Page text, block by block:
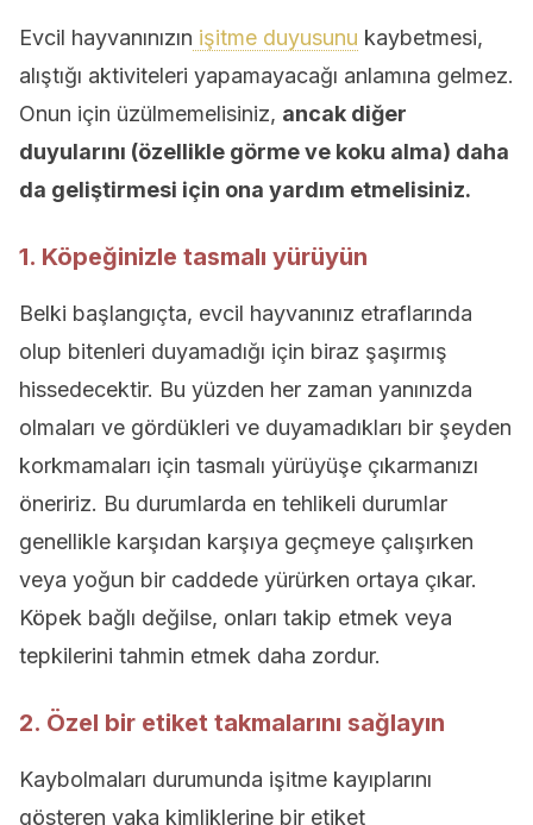
Evcil hayvanınızın işitme duyusunu kaybetmesi,
alıştığı aktiviteleri yapamayacağı anlamına gelmez.
Onun için üzülmemelisiniz, ancak diğer
duyularını (özellikle görme ve koku alma) daha
da geliştirmesi için ona yardım etmelisiniz.
1. Köpeğinizle tasmalı yürüyün
Belki başlangıçta, evcil hayvanınız etraflarında
olup bitenleri duyamadığı için biraz şaşırmış
hissedecektir. Bu yüzden her zaman yanınızda
olmaları ve gördükleri ve duyamadıkları bir şeyden
korkmamaları için tasmalı yürüyüşe çıkarmanızı
öneririz. Bu durumlarda en tehlikeli durumlar
genellikle karşıdan karşıya geçmeye çalışırken
veya yoğun bir caddede yürürken ortaya çıkar.
Köpek bağlı değilse, onları takip etmek veya
tepkilerini tahmin etmek daha zordur.
2. Özel bir etiket takmalarını sağlayın
Kaybolmaları durumunda işitme kayıplarını
gösteren yaka kimliklerine bir etiket